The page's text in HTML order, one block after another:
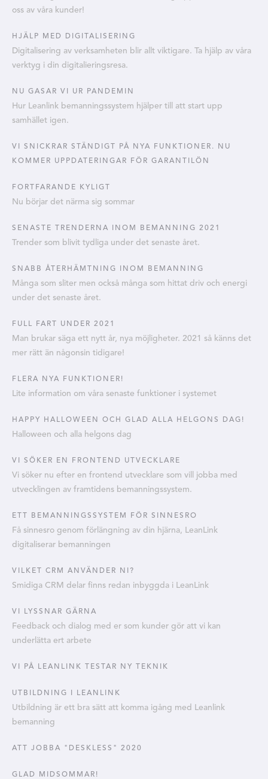
oss av våra kunder!
HJÄLP MED DIGITALISERING
Digitalisering av verksamheten blir allt viktigare. Ta hjälp av våra
verktyg i din digitalieringsresa.
NU GASAR VI UR PANDEMIN
Hur Leanlink bemanningssystem hjälper till att start upp
samhället igen.
VI SNICKRAR STÄNDIGT PÅ NYA FUNKTIONER. NU
KOMMER UPPDATERINGAR FÖR GARANTILÖN
FORTFARANDE KYLIGT
Nu börjar det närma sig sommar
SENASTE TRENDERNA INOM BEMANNING 2021
Trender som blivit tydliga under det senaste året.
SNABB ÅTERHÄMTNING INOM BEMANNING
Många som sliter men också många som hittat driv och energi
under det senaste året.
FULL FART UNDER 2021
Man brukar säga ett nytt år, nya möjligheter. 2021 så känns det
mer rätt än någonsin tidigare!
FLERA NYA FUNKTIONER!
Lite information om våra senaste funktioner i systemet
HAPPY HALLOWEEN OCH GLAD ALLA HELGONS DAG!
Halloween och alla helgons dag
VI SÖKER EN FRONTEND UTVECKLARE
Vi söker nu efter en frontend utvecklare som vill jobba med
utvecklingen av framtidens bemanningssystem.
ETT BEMANNINGSSYSTEM FÖR SINNESRO
Få sinnesro genom förlängning av din hjärna, LeanLink
digitaliserar bemanningen
VILKET CRM ANVÄNDER NI?
Smidiga CRM delar finns redan inbyggda i LeanLink
VI LYSSNAR GÄRNA
Feedback och dialog med er som kunder gör att vi kan
underlätta ert arbete
VI PÅ LEANLINK TESTAR NY TEKNIK
UTBILDNING I LEANLINK
Utbildning är ett bra sätt att komma igång med Leanlink
bemanning
ATT JOBBA "DESKLESS" 2020
GLAD MIDSOMMAR!